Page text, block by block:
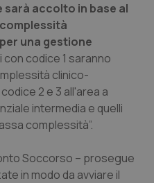
Trento
Ulcerosa
neurodegenerative
sarà accolto in base al
una gestione
con codice 1 saranno
clinico-
2 e 3 all'area a
intermedia e quelli
complessità”.
Soccorso – prosegue
in modo da avviare il